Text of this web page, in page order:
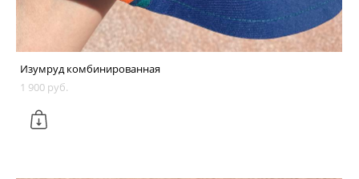
Изумруд комбинированная
1 900 pуб.